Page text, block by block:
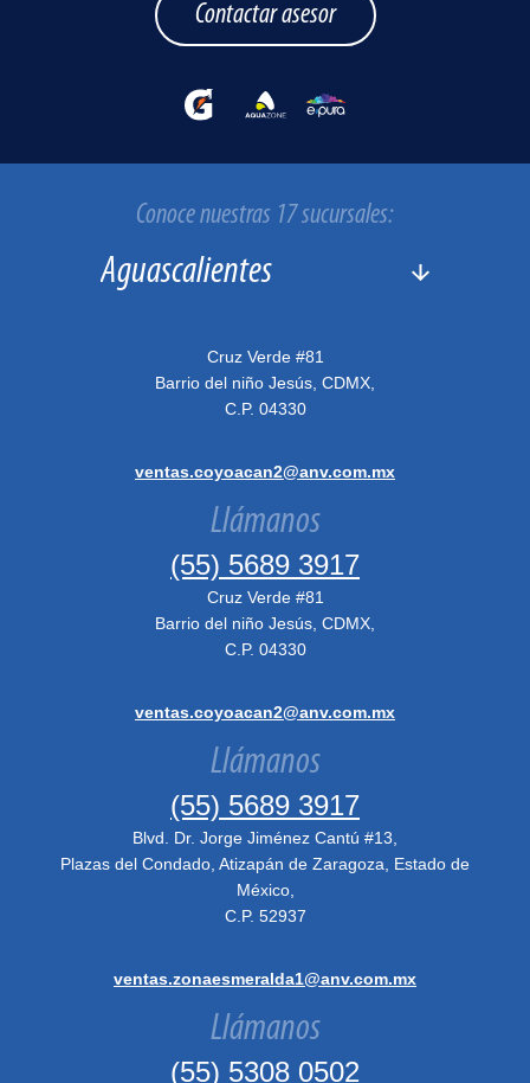
Contactar asesor
Conoce nuestras 17 sucursales:
Cruz Verde #81
Barrio del niño Jesús, CDMX,
C.P. 04330
ventas.coyoacan2@anv.com.mx
Llámanos
(55) 5689 3917
Cruz Verde #81
Barrio del niño Jesús, CDMX,
C.P. 04330
ventas.coyoacan2@anv.com.mx
Llámanos
(55) 5689 3917
Blvd. Dr. Jorge Jiménez Cantú #13,
Plazas del Condado, Atizapán de Zaragoza, Estado de
México,
C.P. 52937
ventas.zonaesmeralda1@anv.com.mx
Llámanos
(55) 5308 0502